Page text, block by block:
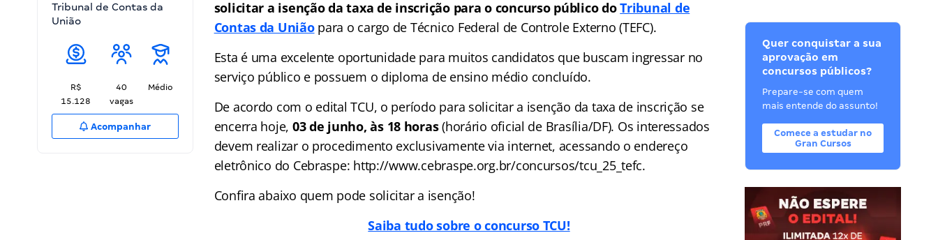
Tribunal de Contas da
União
R$
15.128
40
vagas
Médio
Acompanhar
solicitar a isenção da taxa de inscrição para o concurso público doTribunal de
Contas da Uniãopara o cargo de Técnico Federal de Controle Externo (TEFC).
Esta é uma excelente oportunidade para muitos candidatos que buscam ingressar no
serviço público e possuem o diploma de ensino médio concluído.
De acordo com o edital TCU, o período para solicitar a isenção da taxa de inscrição se
encerra hoje, 03 de junho, às 18 horas(horário oficial de Brasília/DF). Os interessados
devem realizar o procedimento exclusivamente via internet, acessando o endereço
eletrônico do Cebraspe: http://www.cebraspe.org.br/concursos/tcu_25_tefc.
Confira abaixo quem pode solicitar a isenção!
Saiba tudo sobre o concurso TCU!
Quer conquistar a sua
aprovação em
concursos públicos?
Prepare-se com quem
mais entende do assunto!
Comece a estudar no
Gran Cursos